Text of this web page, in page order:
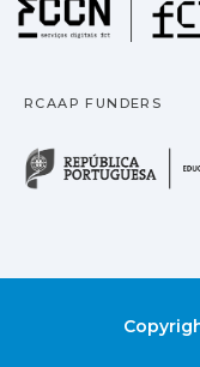
RCAAP FUNDERS